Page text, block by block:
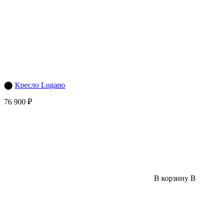
⬤ Кресло Lugano
76 900 ₽
В корзину В